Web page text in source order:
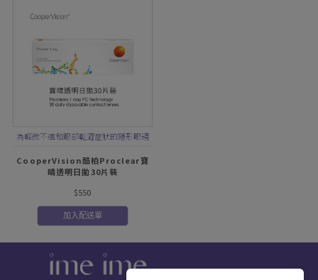
為輕微不適和眼部乾澀症狀的隱形眼鏡
配戴者提高舒適性
CooperVision酷柏Proclear寶
晴透明日拋30片裝
$550
加入配送單